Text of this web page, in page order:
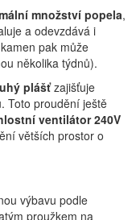
množství popela,
a odevzdává i
pak může
několika týdnů).
plášťzajišťuje
Toto proudění ještě
ventilátor 240V
větších prostor o
výbavu podle
proužkem na